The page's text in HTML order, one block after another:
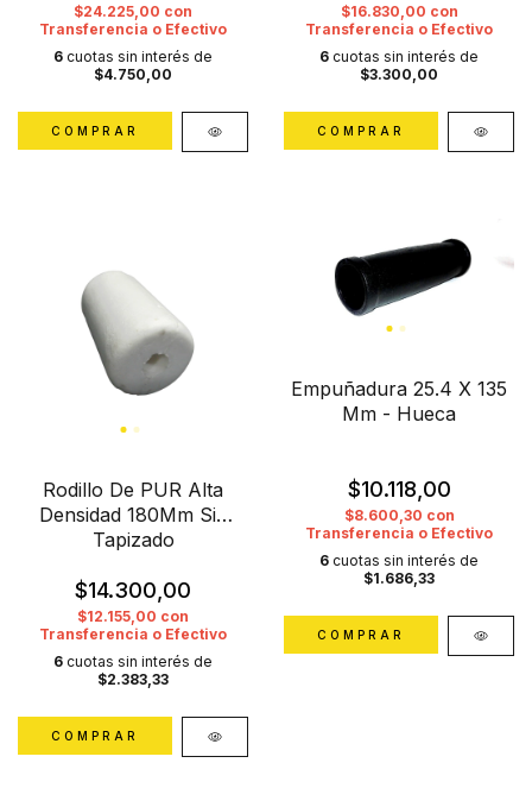
$24.225,00 con
Transferencia o Efectivo
6 cuotas sin interés de
$4.750,00
$16.830,00 con
Transferencia o Efectivo
6 cuotas sin interés de
$3.300,00
COMPRAR
Rodillo De PUR Alta
Densidad 180Mm Sin
Tapizado
$14.300,00
$12.155,00 con
Transferencia o Efectivo
6 cuotas sin interés de
$2.383,33
Empuñadura 25.4 X 135
Mm - Hueca
$10.118,00
$8.600,30 con
Transferencia o Efectivo
6 cuotas sin interés de
$1.686,33